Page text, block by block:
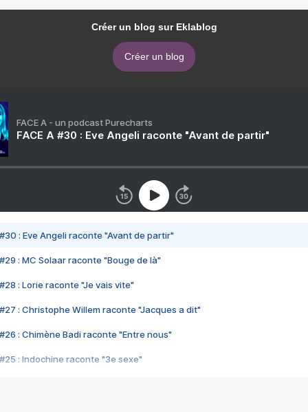
Créer un blog sur Eklablog
Créer un blog
FACE A - un podcast Purecharts
FACE A #30 : Eve Angeli raconte "Avant de partir"
#30 : Eve Angeli raconte "Avant de partir"
#29 : MC Solaar raconte "Bouge de là"
#28 : Lorie raconte "Je vais vite"
#27 : Christophe Willem raconte "Jacques a dit"
#26 : Chimène Badi raconte "Entre nous"
#25 : Indochine raconte "3e sexe"